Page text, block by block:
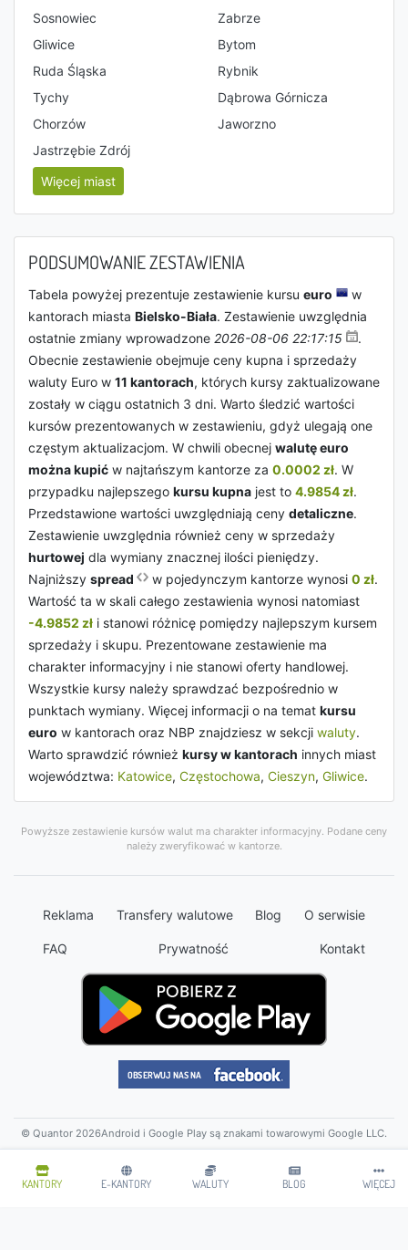
KANTORY E-KANTORY WALUTY BLOG WIĘCEJ
Sosnowiec
Zabrze
Gliwice
Bytom
Ruda Śląska
Rybnik
Tychy
Dąbrowa Górnicza
Chorzów
Jaworzno
Jastrzębie Zdrój
Więcej miast
PODSUMOWANIE ZESTAWIENIA
Tabela powyżej prezentuje zestawienie kursu euro
w
kantorach miasta Bielsko-Biała. Zestawienie uwzględnia
ostatnie zmiany wprowadzone 2026-08-06 22:17:15
.
Obecnie zestawienie obejmuje ceny kupna i sprzedaży
waluty Euro w 11 kantorach, których kursy zaktualizowane
zostały w ciągu ostatnich 3 dni. Warto śledzić wartości
kursów prezentowanych w zestawieniu, gdyż ulegają one
częstym aktualizacjom. W chwili obecnej walutę euro
można kupić w najtańszym kantorze za 0.0002 zł. W
przypadku najlepszego kursu kupna jest to 4.9854 zł.
Przedstawione wartości uwzględniają ceny detaliczne.
Zestawienie uwzględnia również ceny w sprzedaży
hurtowej dla wymiany znacznej ilości pieniędzy.
Najniższy spread w pojedynczym kantorze wynosi 0 zł.
Wartość ta w skali całego zestawienia wynosi natomiast
-4.9852 zł i stanowi różnicę pomiędzy najlepszym kursem
sprzedaży i skupu. Prezentowane zestawienie ma
charakter informacyjny i nie stanowi oferty handlowej.
Wszystkie kursy należy sprawdzać bezpośrednio w
punktach wymiany. Więcej informacji o na temat kursu
euro w kantorach oraz NBP znajdziesz w sekcji waluty.
Warto sprawdzić również kursy w kantorach innych miast
województwa: Katowice, Częstochowa, Cieszyn, Gliwice.
Powyższe zestawienie kursów walut ma charakter informacyjny. Podane ceny
należy zweryfikować w kantorze.
Reklama Transfery walutowe Blog O serwisie
FAQ Prywatność Kontakt
© Quantor 2026Android i Google Play są znakami towarowymi Google LLC.